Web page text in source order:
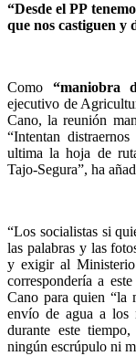
“Desde el PP
que nos castiguen y
Como “maniobra
ejecutivo de
Cano, la reunión
“Intentan
ultima la hoja de
Tajo-Segura”, ha
“Los socialistas si
las palabras y las
y exigir al Ministerio
correspondería a
Cano para quien “la
envío de agua a los
durante este
ningún escrúpulo ni